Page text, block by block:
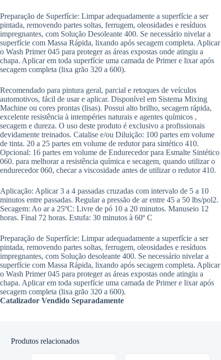
Preparação de Superfície: Limpar adequadamente a superfície a ser
pintada, removendo partes soltas, ferrugem, oleosidades e resíduos
impregnantes, com Solução Desoleante 400. Se necessário nivelar a
superfície com Massa Rápida, lixando após secagem completa. Aplicar
o Wash Primer 045 para proteger as áreas expostas onde atingiu a
chapa. Aplicar em toda superfície uma camada de Primer e lixar após
secagem completa (lixa grão 320 a 600).
Recomendado para pintura geral, parcial e retoques de veículos
automotivos, fácil de usar e aplicar. Disponível em Sistema Mixing
Machine ou cores prontas (lisas). Possui alto brilho, secagem rápida,
excelente resistência à intempéries naturais e agentes químicos ,
secagem e dureza. O uso deste produto é exclusivo a profissionais
devidamente treinados. Catalise e/ou Diluição: 100 partes em volume
de tinta. 20 a 25 partes em volume de redutor para sintético 410.
Opcional: 16 partes em volume de Endurecedor para Esmalte Sintético
060. para melhorar a resistência química e secagem, quando utilizar o
endurecedor 060, checar a viscosidade antes de utilizar o redutor 410.
Aplicação: Aplicar 3 a 4 passadas cruzadas com intervalo de 5 a 10
minutos entre passadas. Regular a pressão de ar entre 45 a 50 lbs/pol2.
Secagem: Ao ar a 25ºC: Livre de pó 10 a 20 minutos. Manuseio 12
horas. Final 72 horas. Estufa: 30 minutos à 60º C
Preparação de Superfície: Limpar adequadamente a superfície a ser
pintada, removendo partes soltas, ferrugem, oleosidades e resíduos
impregnantes, com Solução desoleante 400. Se necessário nivelar a
superfície com Massa Rápida, lixando após secagem completa. Aplicar
o Wash Primer 045 para proteger as áreas expostas onde atingiu a
chapa. Aplicar em toda superfície uma camada de Primer e lixar após
secagem completa (lixa grão 320 a 600).
Catalizador Vendido Separadamente
Produtos relacionados